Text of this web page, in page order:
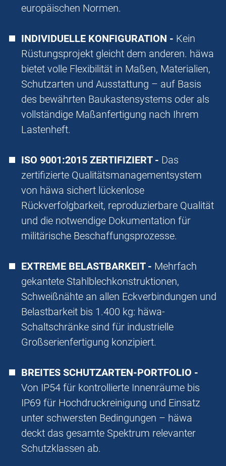
europäischen Normen.
INDIVIDUELLE KONFIGURATION - Kein
Rüstungsprojekt gleicht dem anderen. häwa
bietet volle Flexibilität in Maßen, Materialien,
Schutzarten und Ausstattung – auf Basis
des bewährten Baukastensystems oder als
vollständige Maßanfertigung nach Ihrem
Lastenheft.
ISO 9001:2015 ZERTIFIZIERT - Das
zertifizierte Qualitätsmanagementsystem
von häwa sichert lückenlose
Rückverfolgbarkeit, reproduzierbare Qualität
und die notwendige Dokumentation für
militärische Beschaffungsprozesse.
EXTREME BELASTBARKEIT - Mehrfach
gekantete Stahlblechkonstruktionen,
Schweißnähte an allen Eckverbindungen und
Belastbarkeit bis 1.400 kg: häwa-
Schaltschränke sind für industrielle
Großserienfertigung konzipiert.
BREITES SCHUTZARTEN-PORTFOLIO -
Von IP54 für kontrollierte Innenräume bis
IP69 für Hochdruckreinigung und Einsatz
unter schwersten Bedingungen – häwa
deckt das gesamte Spektrum relevanter
Schutzklassen ab.